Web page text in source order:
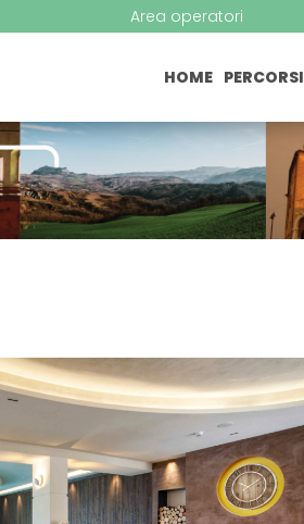
Area operatori
HOME PERCORSI